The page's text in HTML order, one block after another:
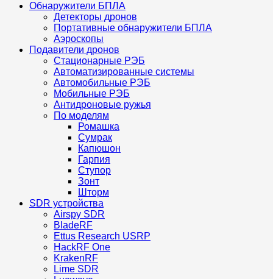
Обнаружители БПЛА
Детекторы дронов
Портативные обнаружители БПЛА
Аэроскопы
Подавители дронов
Стационарные РЭБ
Автоматизированные системы
Автомобильные РЭБ
Мобильные РЭБ
Антидроновые ружья
По моделям
Ромашка
Сумрак
Капюшон
Гарпия
Ступор
Зонт
Шторм
SDR устройства
Airspy SDR
BladeRF
Ettus Research USRP
HackRF One
KrakenRF
Lime SDR